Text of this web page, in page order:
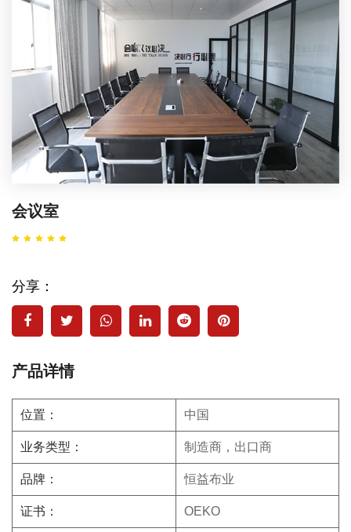
会议室
分享：
产品详情
位置： 中国
业务类型： 制造商，出口商
品牌： 恒益布业
证书： OEKO